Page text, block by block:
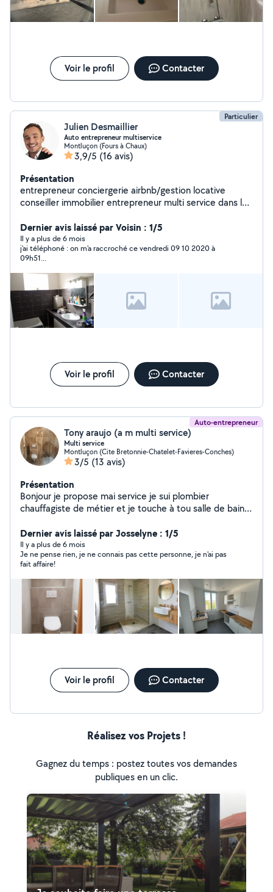
Voir le profil Contacter
Particulier
Julien Desmaillier
Auto entrepreneur multiservice
Montluçon (Fours à Chaux)
3,9/5 (16 avis)
Présentation
entrepreneur conciergerie airbnb/gestion locative
conseiller immobilier entrepreneur multi service dans la
Dernier avis laissé par Voisin : 1/5
Il y a plus de 6 mois
j'ai téléphoné : on m'a raccroché ce vendredi 09 10 2020 à
09h51...
Voir le profil Contacter
Auto-entrepreneur
Tony araujo (a m multi service)
Multi service
Montluçon (Cite Bretonnie-Chatelet-Favieres-Conches)
3/5 (13 avis)
Présentation
Bonjour je propose mai service je sui plombier
chauffagiste de métier et je touche à tou salle de bain
Dernier avis laissé par Josselyne : 1/5
Il y a plus de 6 mois
Je ne pense rien, je ne connais pas cette personne, je n'ai pas
fait affaire!
Voir le profil Contacter
Réalisez vos Projets !
Gagnez du temps : postez toutes vos demandes
publiques en un clic.